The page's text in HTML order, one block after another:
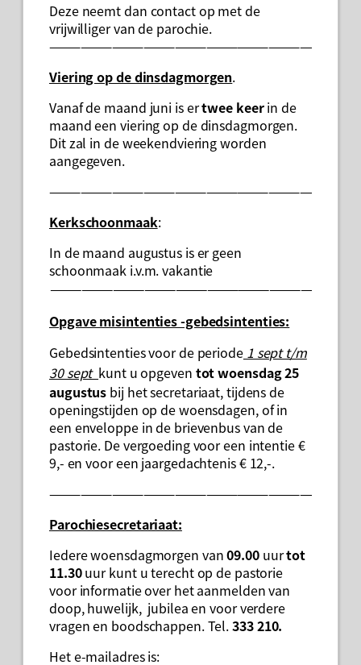
Deze neemt dan contact op met de
vrijwilliger van de parochie.
——————————————————————————–
Viering op de dinsdagmorgen.
Vanaf de maand juni is ertwee keerin de
maand een viering op de dinsdagmorgen.
Dit zal in de weekendviering worden
aangegeven.
——————————————————————————-
Kerkschoonmaak:
In de maand augustus is er geen
schoonmaak i.v.m. vakantie
——————————————————————————-
Opgave misintenties -gebedsintenties:
Gebedsintenties voor de periode1 sept t/m
30 sept kunt u opgeven tot woensdag 25
augustus bij het secretariaat, tijdens de
openingstijden op de woensdagen, of in
een enveloppe in de brievenbus van de
pastorie. De vergoeding voor een intentie €
9,- en voor een jaargedachtenis € 12,-.
———————————————————————————
Parochiesecretariaat:
Iedere woensdagmorgen van09.00uurtot
11.30uur kunt u terecht op de pastorie
voor informatie over het aanmelden van
doop, huwelijk, jubilea en voor verdere
vragen en boodschappen. Tel.333 210.
Het e-mailadres is: